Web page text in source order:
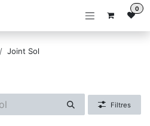
0
Joint Sol
Filtres